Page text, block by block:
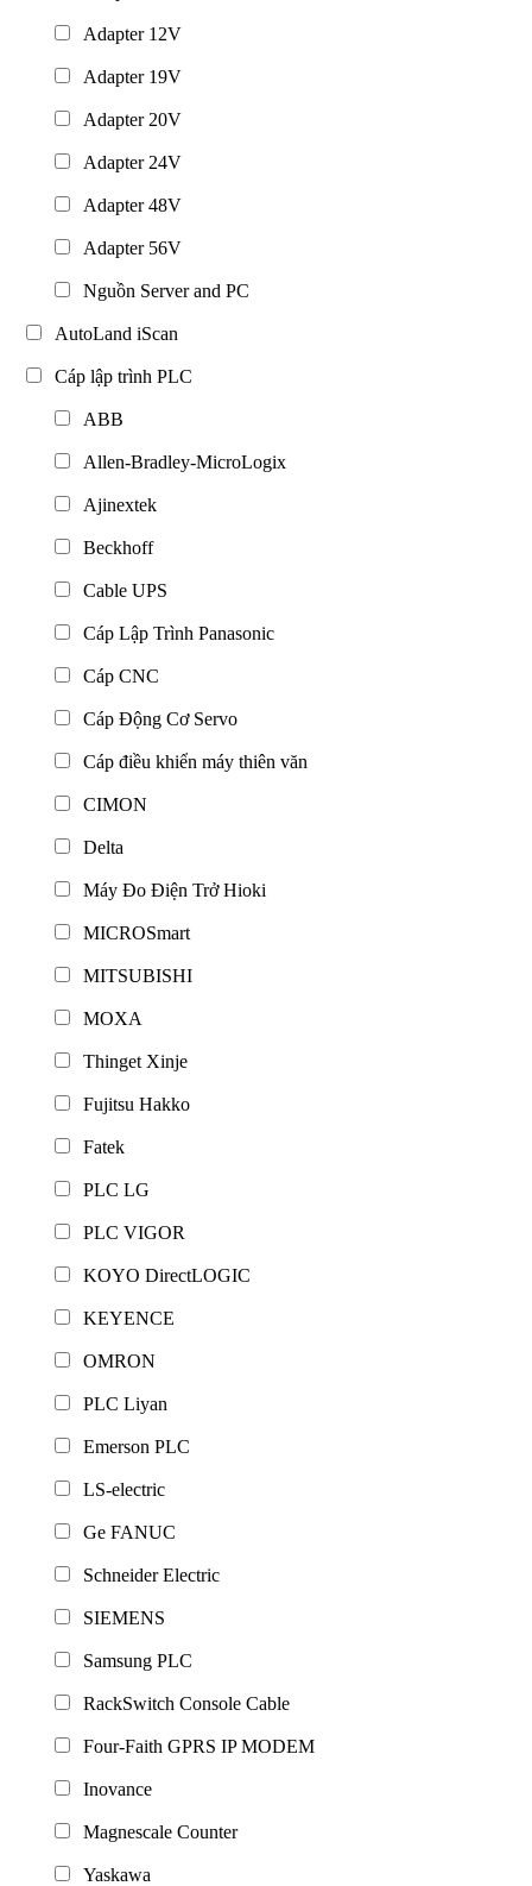
Adapter 12V
Adapter 19V
Adapter 20V
Adapter 24V
Adapter 48V
Adapter 56V
Nguồn Server and PC
AutoLand iScan
Cáp lập trình PLC
ABB
Allen-Bradley-MicroLogix
Ajinextek
Beckhoff
Cable UPS
Cáp Lập Trình Panasonic
Cáp CNC
Cáp Động Cơ Servo
Cáp điều khiển máy thiên văn
CIMON
Delta
Máy Đo Điện Trở Hioki
MICROSmart
MITSUBISHI
MOXA
Thinget Xinje
Fujitsu Hakko
Fatek
PLC LG
PLC VIGOR
KOYO DirectLOGIC
KEYENCE
OMRON
PLC Liyan
Emerson PLC
LS-electric
Ge FANUC
Schneider Electric
SIEMENS
Samsung PLC
RackSwitch Console Cable
Four-Faith GPRS IP MODEM
Inovance
Magnescale Counter
Yaskawa